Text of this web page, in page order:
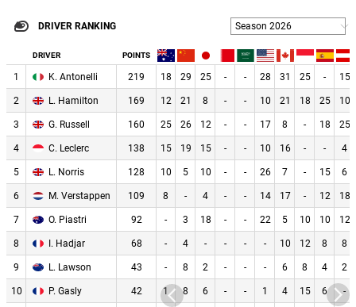
DRIVER RANKING Season 2026
DRIVER POINTS
1 K. Antonelli 219 18 29 25 - - 28 31 25 - 15
2 L. Hamilton 169 12 21 8 - - 10 21 18 25 10
3 G. Russell 160 25 26 12 - - 17 8 - 18 25
4 C. Leclerc 138 15 19 15 - - 10 16 - - 4
5 L. Norris 128 10 5 10 - - 26 7 - 15 6
6 M. Verstappen 109 8 - 4 - - 14 17 - 12 18
7 O. Piastri 92 - 3 18 - - 22 5 10 10 12
8 I. Hadjar 68 - 4 - - - - 10 12 8 8
9 L. Lawson 43 - 8 2 - - - 6 8 4 2
10 P. Gasly 42 1 8 6 - - 1 4 15 6 -